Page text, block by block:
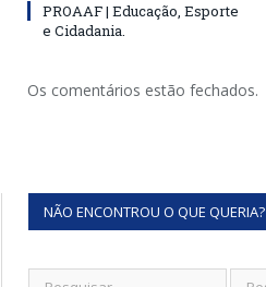
PROAAF | Educação, Esporte
e Cidadania.
Os comentários estão fechados.
NÃO ENCONTROU O QUE QUERIA?